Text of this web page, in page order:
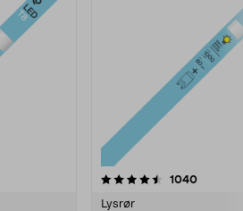
1040
Lysrør
4.5 av 5 stjerner